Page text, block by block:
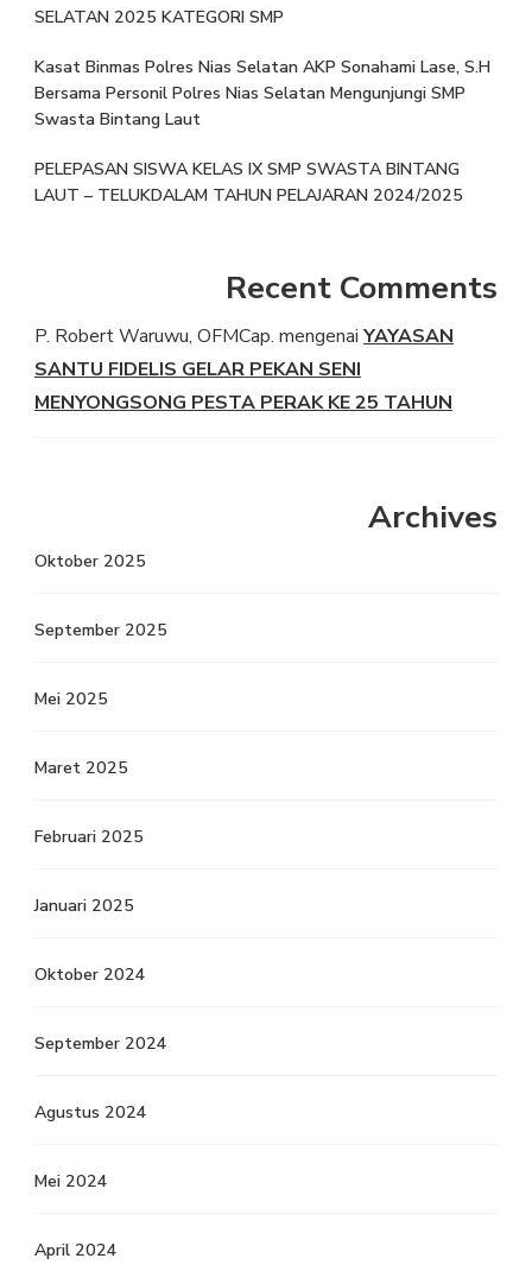
SELATAN 2025 KATEGORI SMP
Kasat Binmas Polres Nias Selatan AKP Sonahami Lase, S.H
Bersama Personil Polres Nias Selatan Mengunjungi SMP
Swasta Bintang Laut
PELEPASAN SISWA KELAS IX SMP SWASTA BINTANG
LAUT – TELUKDALAM TAHUN PELAJARAN 2024/2025
Recent Comments
P. Robert Waruwu, OFMCap. mengenai YAYASAN
SANTU FIDELIS GELAR PEKAN SENI
MENYONGSONG PESTA PERAK KE 25 TAHUN
Archives
Oktober 2025
September 2025
Mei 2025
Maret 2025
Februari 2025
Januari 2025
Oktober 2024
September 2024
Agustus 2024
Mei 2024
April 2024